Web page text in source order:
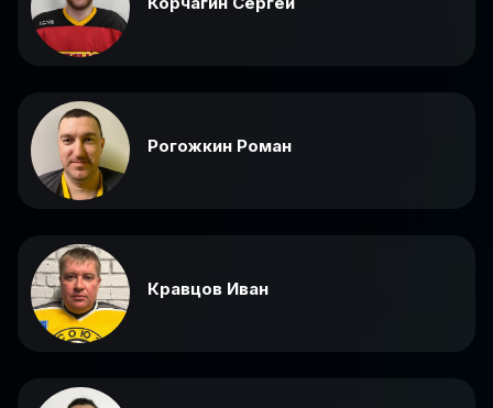
Рогожкин Роман
Кравцов Иван